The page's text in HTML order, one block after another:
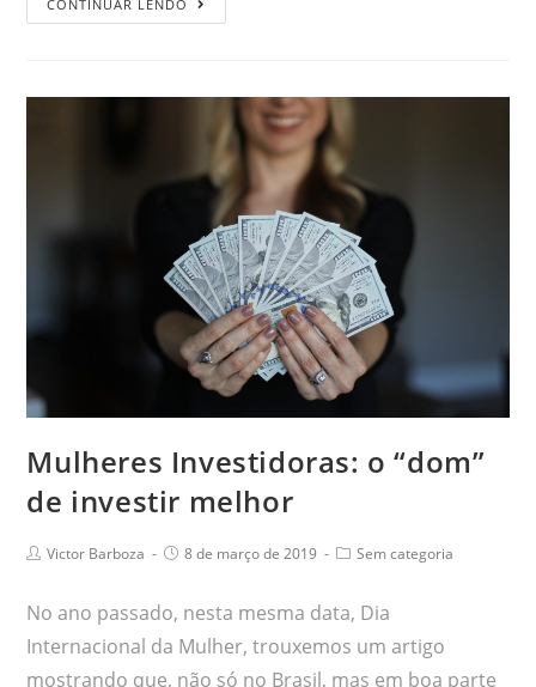
CONTINUAR LENDO
Mulheres Investidoras: o “dom”
de investir melhor
Victor Barboza 8 de março de 2019 Sem categoria
No ano passado, nesta mesma data, Dia
Internacional da Mulher, trouxemos um artigo
mostrando que, não só no Brasil, mas em boa parte